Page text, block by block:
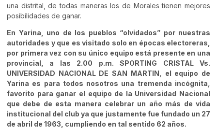
una distrital, de todas maneras los de Morales tienen mejores
posibilidades de ganar.
En Yarina, uno de los pueblos “olvidados” por nuestras
autoridades y que es visitado solo en épocas electoreras,
por primera vez con su único equipo está presente en una
provincial, a las 2.00 p.m. SPORTING CRISTAL Vs.
UNIVERSIDAD NACIONAL DE SAN MARTIN, el equipo de
Yarina es para todos nosotros una tremenda incógnita,
favorito para ganar el equipo de la Universidad Nacional
que debe de esta manera celebrar un año más de vida
institucional del club ya que justamente fue fundado un 27
de abril de 1963, cumpliendo en tal sentido 62 años.